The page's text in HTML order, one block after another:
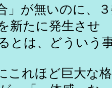
が無いのに、３
新たに発生させ
とは、どういう
れほど巨大な格